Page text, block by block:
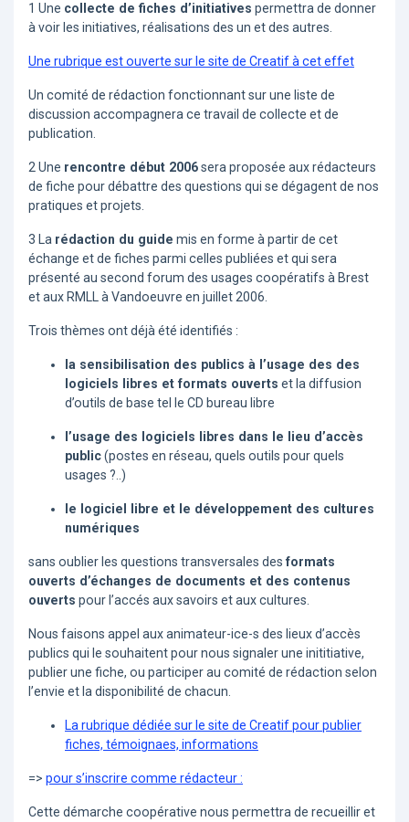
1 Une collecte de fiches d’initiatives permettra de donner
à voir les initiatives, réalisations des un et des autres.
Une rubrique est ouverte sur le site de Creatif à cet effet
Un comité de rédaction fonctionnant sur une liste de
discussion accompagnera ce travail de collecte et de
publication.
2 Une rencontre début 2006sera proposée aux rédacteurs
de fiche pour débattre des questions qui se dégagent de nos
pratiques et projets.
3 La rédaction du guide mis en forme à partir de cet
échange et de fiches parmi celles publiées et qui sera
présenté au second forum des usages coopératifs à Brest
et aux RMLL à Vandoeuvre en juillet 2006.
Trois thèmes ont déjà été identifiés :
la sensibilisation des publics à l’usage des des
logiciels libres et formats ouverts et la diffusion
d’outils de base tel le CD bureau libre
l’usage des logiciels libres dans le lieu d’accès
public(postes en réseau, quels outils pour quels
usages ?..)
le logiciel libre et le développement des cultures
numériques
sans oublier les questions transversales des formats
ouverts d’échanges de documents et des contenus
ouverts pour l’accés aux savoirs et aux cultures.
Nous faisons appel aux animateur-ice-s des lieux d’accès
publics qui le souhaitent pour nous signaler une inititiative,
publier une fiche, ou participer au comité de rédaction selon
l’envie et la disponibilité de chacun.
La rubrique dédiée sur le site de Creatif pour publier
fiches, témoignaes, informations
=> pour s’inscrire comme rédacteur :
Cette démarche coopérative nous permettra de recueillir et